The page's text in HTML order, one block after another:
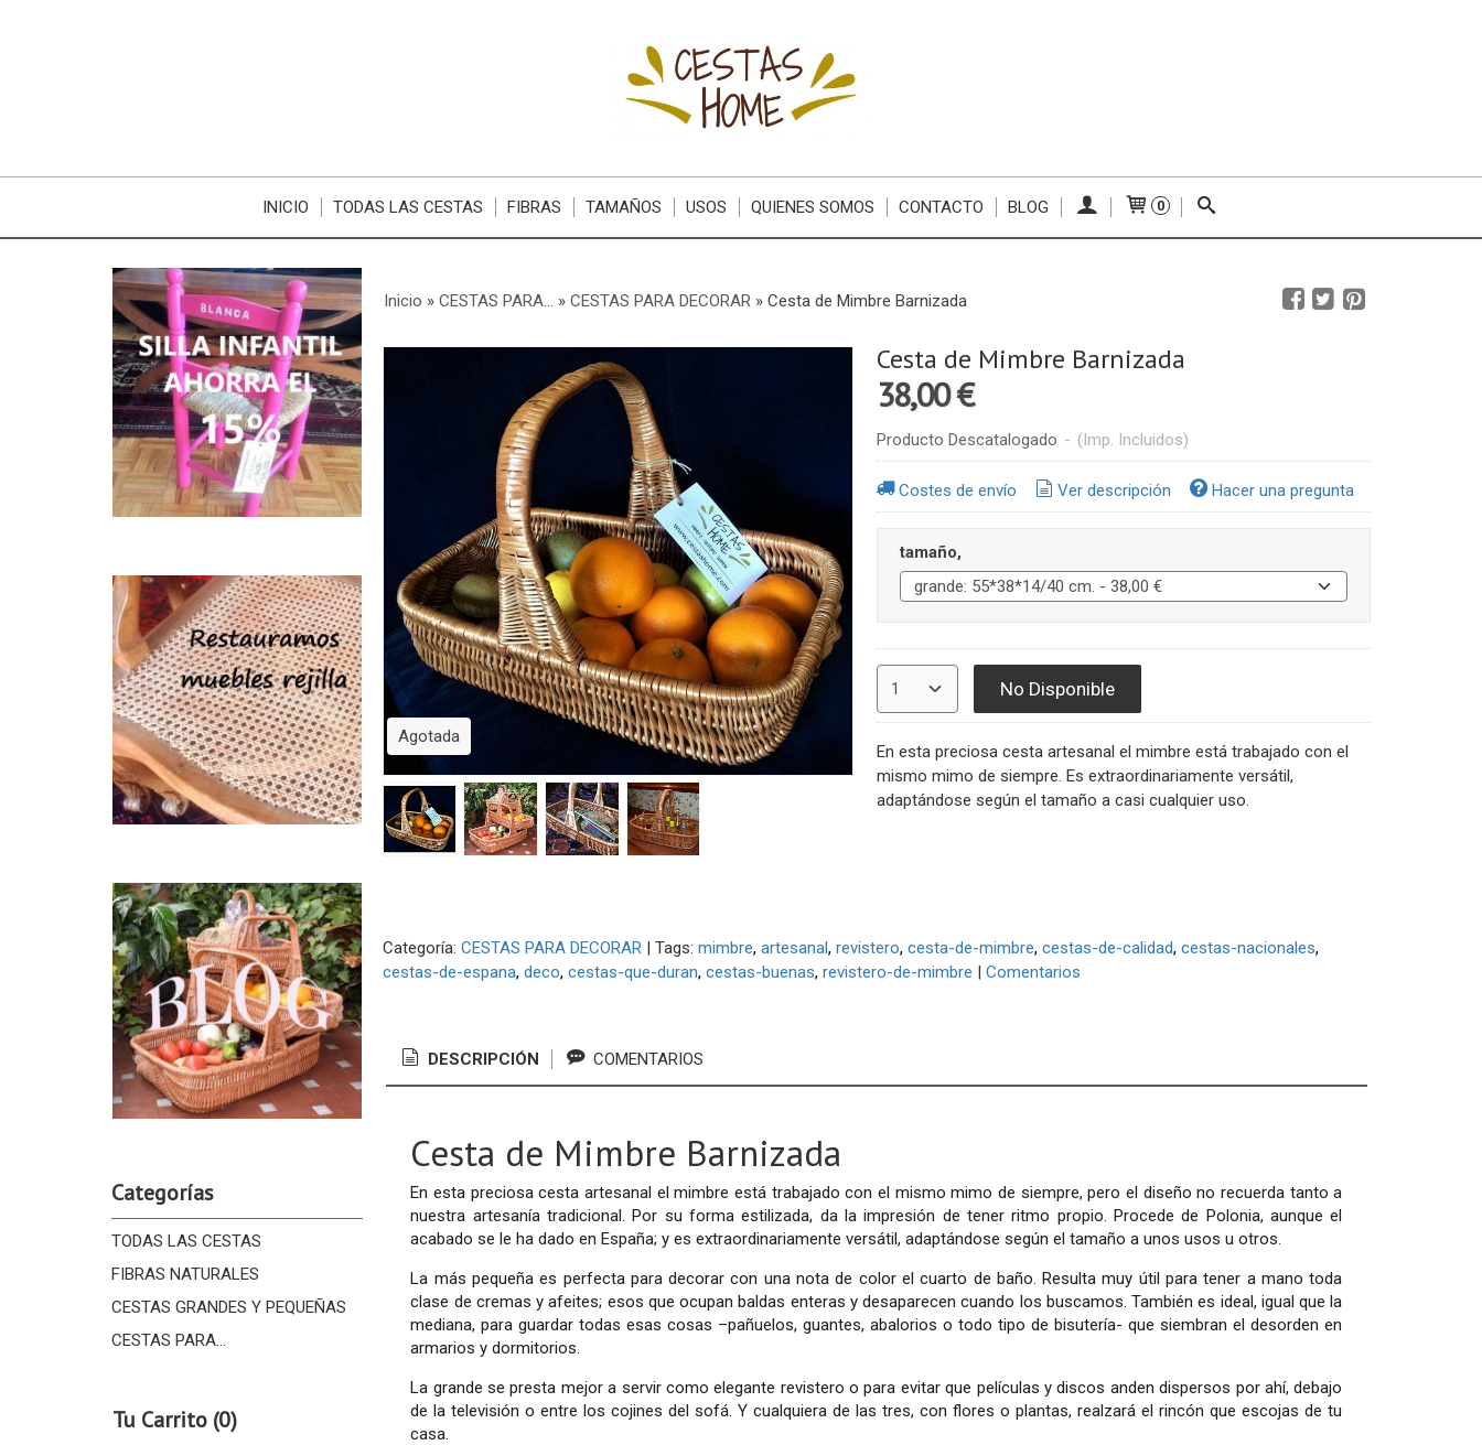
INICIO TODAS LAS CESTAS FIBRAS TAMAÑOS USOS QUIENES SOMOS CONTACTO BLOG 0
Categorías
TODAS LAS CESTAS
FIBRAS NATURALES
CESTAS GRANDES Y PEQUEÑAS
CESTAS PARA...
Tu Carrito (0)
Inicio » CESTAS PARA... » CESTAS PARA DECORAR» Cesta de Mimbre Barnizada
Agotada
Cesta de Mimbre Barnizada
38,00 €
Producto Descatalogado - (Imp. Incluidos)
Costes de envío Ver descripción Hacer una pregunta
tamaño,
No Disponible
En esta preciosa cesta artesanal el mimbre está trabajado con el
mismo mimo de siempre. Es extraordinariamente versátil,
adaptándose según el tamaño a casi cualquier uso.
Categoría: CESTAS PARA DECORAR| Tags: mimbre artesanal revistero cesta-de-mimbre cestas-de-calidad cestas-nacionales
cestas-de-espana deco cestas-que-duran cestas-buenas revistero-de-mimbre | Comentarios
DESCRIPCIÓN COMENTARIOS
Cesta de Mimbre Barnizada
En esta preciosa cesta artesanal el mimbre está trabajado con el mismo mimo de siempre, pero el diseño no recuerda tanto a
nuestra artesanía tradicional. Por su forma estilizada, da la impresión de tener ritmo propio. Procede de Polonia, aunque el
acabado se le ha dado en España; y es extraordinariamente versátil, adaptándose según el tamaño a unos usos u otros.
La más pequeña es perfecta para decorar con una nota de color el cuarto de baño. Resulta muy útil para tener a mano toda
clase de cremas y afeites; esos que ocupan baldas enteras y desaparecen cuando los buscamos. También es ideal, igual que la
mediana, para guardar todas esas cosas –pañuelos, guantes, abalorios o todo tipo de bisutería- que siembran el desorden en
armarios y dormitorios.
La grande se presta mejor a servir como elegante revistero o para evitar que películas y discos anden dispersos por ahí, debajo
de la televisión o entre los cojines del sofá. Y cualquiera de las tres, con flores o plantas, realzará el rincón que escojas de tu
casa.